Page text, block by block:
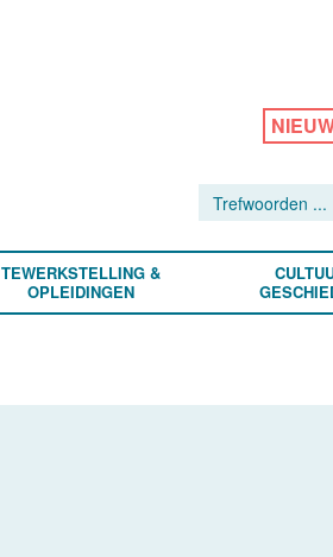
TEWERKSTELLING &
OPLEIDINGEN